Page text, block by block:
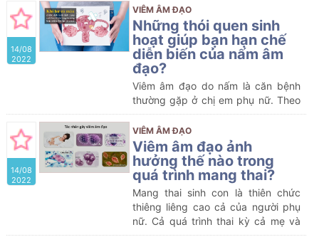
thai sẽ có nguy cơ nhiễm nấm
Candida âm đạo cao hơn.
14/08
2022
VIÊM ÂM ĐẠO
Những thói quen sinh
hoạt giúp bạn hạn chế
diễn biến của nấm âm
đạo?
Viêm âm đạo do nấm là căn bệnh
thường gặp ở chị em phụ nữ. Theo
báo cáo thống kê, có đến khoảng
hơn 80% nữ giới từng ít nhất một
lần trong đời mắc bệnh viêm phụ
khoa
14/08
2022
VIÊM ÂM ĐẠO
Viêm âm đạo ảnh
hưởng thế nào trong
quá trình mang thai?
Mang thai sinh con là thiên chức
thiêng liêng cao cả của người phụ
nữ. Cả quá trình thai kỳ cả mẹ và
bé phải trải qua nhiều khó khăn